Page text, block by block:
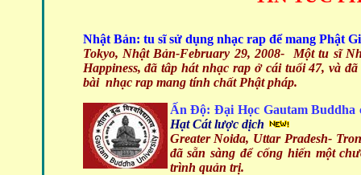
Nhật Bản: tu sĩ sử dụng nhạc rap để mang Phật
Tokyo, Nhật Bản-February 29, 2008-
Một tu sĩ
Happiness, đã tâp hát nhạc rap ở cái tuổi 47, và
bài nhạc rap mang tính chất Phật pháp.
Ấn Độ: Đại Học Gautam
Hạt Cátlược dịch
Greater Noida, Uttar Pradesh-
đã sẵn sàng để cống hiến một
trình quản trị.